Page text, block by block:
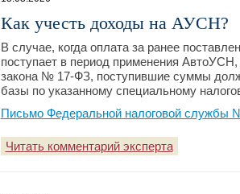
Как учесть доходы на АУСН?
В случае, когда оплата за ранее
поступает в период применения
закона № 17-ФЗ, поступившие суммы
базы по указанному специальному
Письмо Федеральной налоговой службы
Читать комментарий эксперта